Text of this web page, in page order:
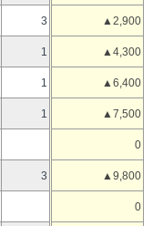
3 ▲2,900
1 ▲4,300
1 ▲6,400
1 ▲7,500
0
3 ▲9,800
0